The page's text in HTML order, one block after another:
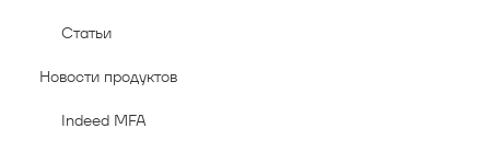
Статьи
Новости продуктов
Indeed MFA